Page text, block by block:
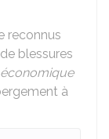
reconnus
blessures
à